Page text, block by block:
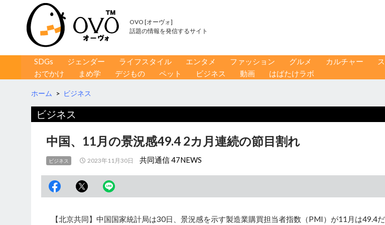
OVO [オーヴォ]
話題の情報を発信するサイト
コンテンツへ移動
SDGs ジェンダー ライフスタイル エンタメ ファッション グルメ カルチャー
おでかけ
まめ学 デジもの ペット ビジネス 動画 はばたけラボ
ホーム > ビジネス
ビジネス
中国、11月の景況感49.4 2カ月連続の節目割れ
ビジネス 2023年11月30日 共同通信 47NEWS
【北京共同】中国国家統計局は30日、景況感を示す製造業購買担当者指数（PMI）が11月は49.4